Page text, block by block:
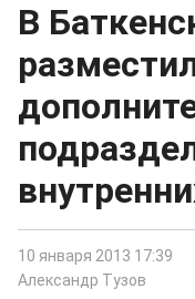
В
10 января 2013 17:39
Александр Тузов